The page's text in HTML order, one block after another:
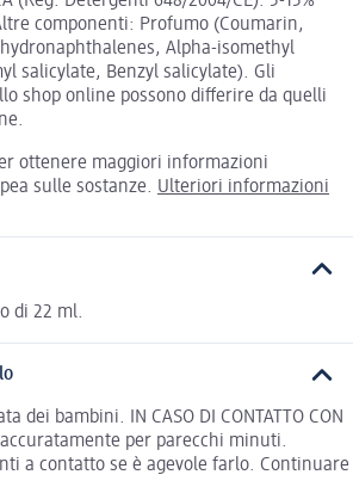
componenti: Profumo (Coumarin,
Alpha-isomethyl
salicylate, Benzyl salicylate). Gli
shop online possono differire da quelli
ottenere maggiori informazioni
sulle sostanze. Ulteriori informazioni
di 22 ml.
dei bambini. IN CASO DI CONTATTO CON
accuratamente per parecchi minuti.
a contatto se è agevole farlo. Continuare